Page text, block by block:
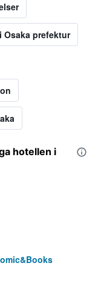
Osaka prefektur
hotellen i